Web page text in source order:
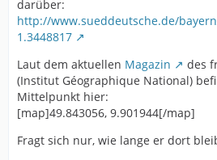
darüber:
http://www.sueddeutsche.de/
1.3448817
Laut dem aktuellen Magazin
des
(Institut Géographique National)
Mittelpunkt hier:
[map]49.843056, 9.901944[/map]
Fragt sich nur, wie lange er dort